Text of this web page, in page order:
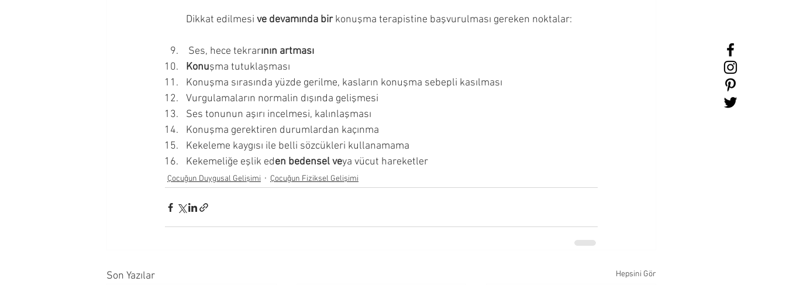
Dikkat edilmesi ve devamında bir konuşma terapistine başvurulması gereken noktalar:
Ses, hece tekrarının artması
Konuşma tutuklaşması
Konuşma sırasında yüzde gerilme, kasların konuşma sebepli kasılması
Vurgulamaların normalin dışında gelişmesi
Ses tonunun aşırı incelmesi, kalınlaşması
Konuşma gerektiren durumlardan kaçınma
Kekeleme kaygısı ile belli sözcükleri kullanamama
Kekemeliğe eşlik eden bedensel veya vücut hareketler
Çocuğun Duygusal Gelişimi Çocuğun Fiziksel Gelişimi
Son Yazılar Hepsini Gör